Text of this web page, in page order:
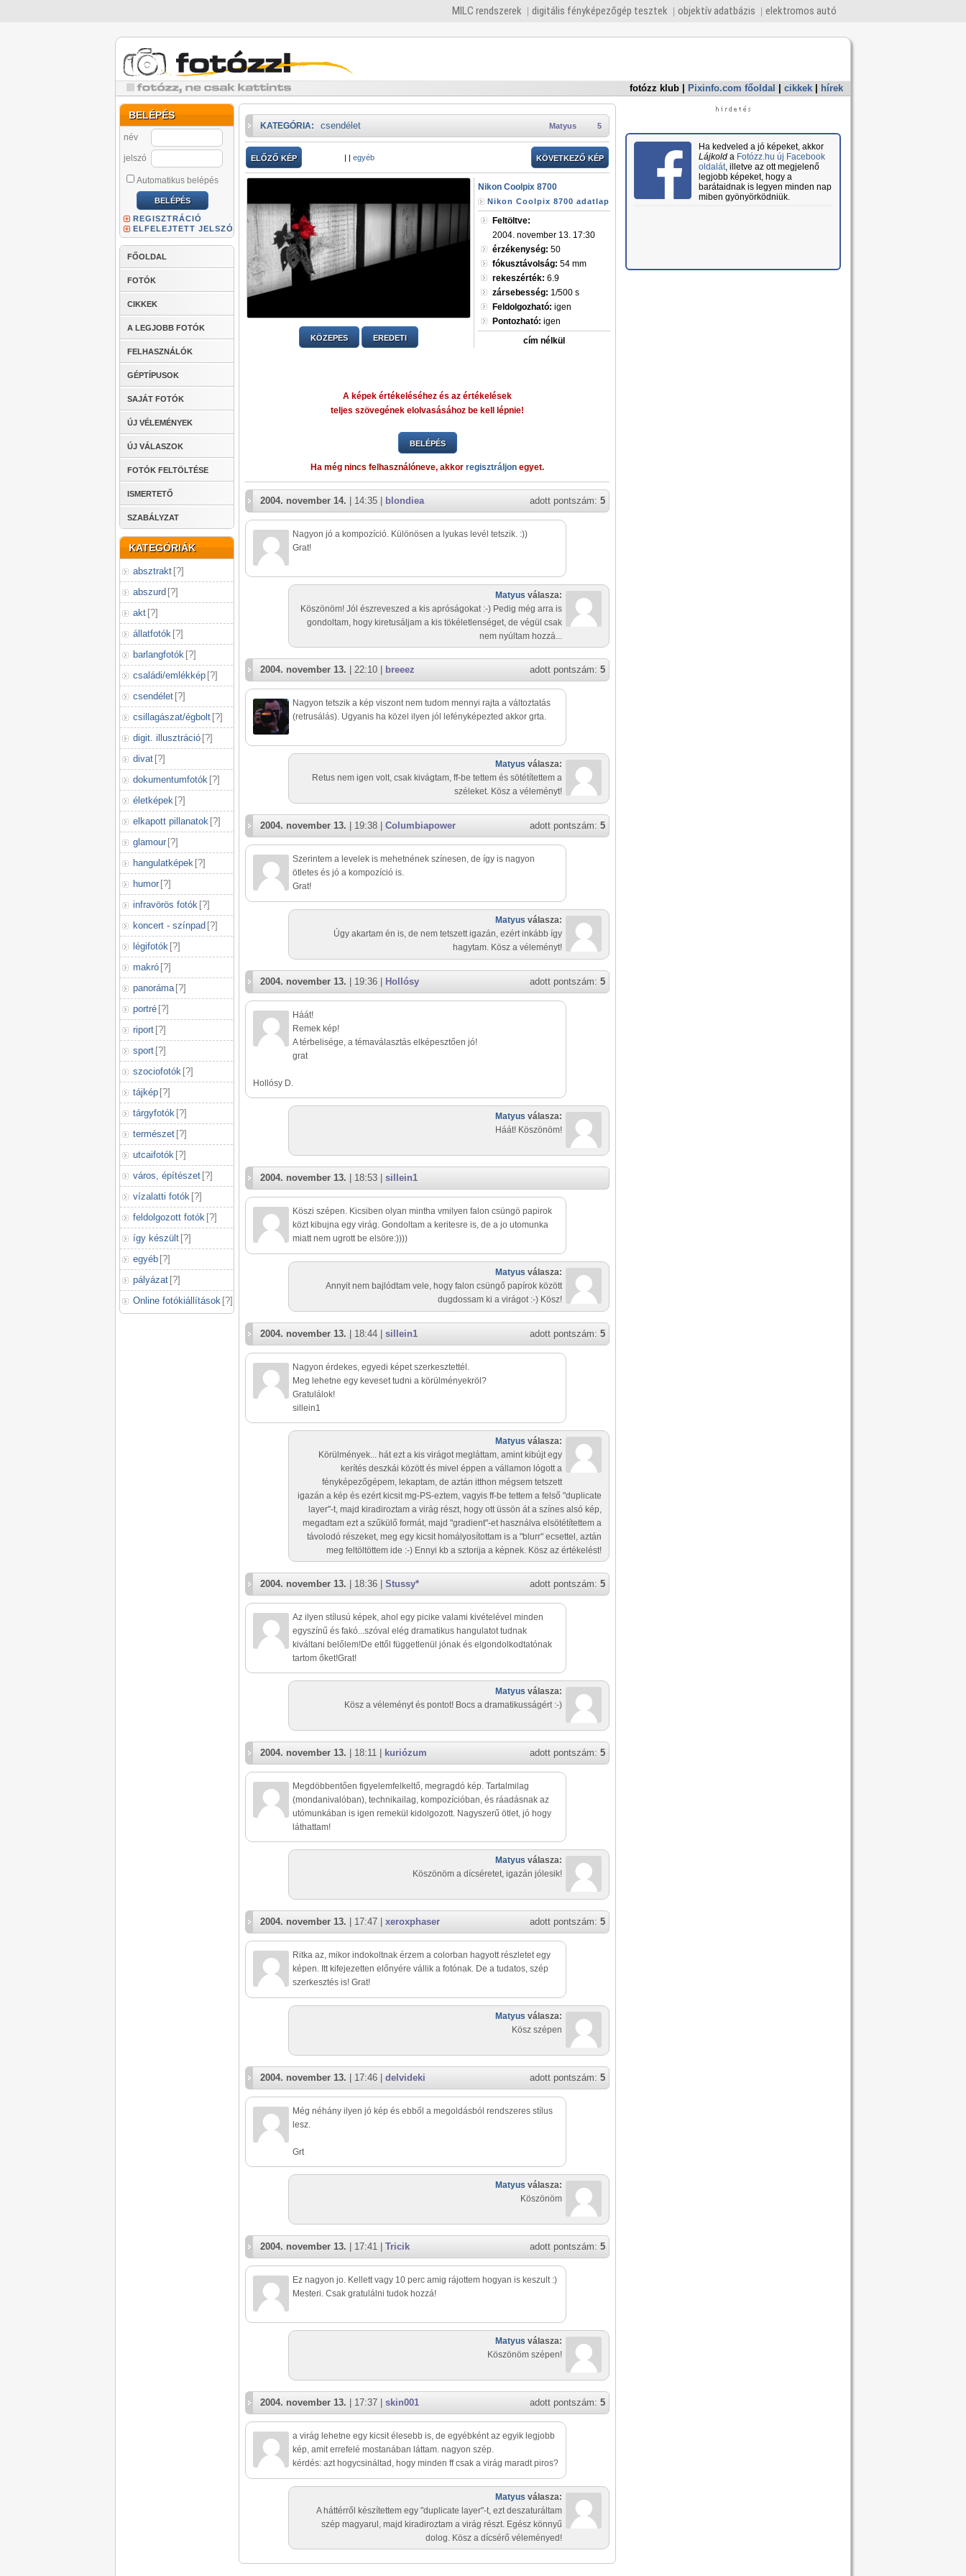
MILC rendszerek digitális fényképezőgép tesztek objektív adatbázis elektromos autó
fotózz klub Pixinfo.com főoldal cikkek hírek
BELÉPÉS
név
jelszó
Automatikus belépés
REGISZTRÁCIÓ
ELFELEJTETT JELSZÓ
FŐOLDAL
FOTÓK
CIKKEK
A LEGJOBB FOTÓK
FELHASZNÁLÓK
GÉPTÍPUSOK
SAJÁT FOTÓK
ÚJ VÉLEMÉNYEK
ÚJ VÁLASZOK
FOTÓK FELTÖLTÉSE
ISMERTETŐ
SZABÁLYZAT
KATEGÓRIÁK
absztrakt [?]
abszurd [?]
akt [?]
állatfotók [?]
barlangfotók [?]
családi/emlékkép [?]
csendélet [?]
csillagászat/égbolt [?]
digit. illusztráció [?]
divat [?]
dokumentumfotók [?]
életképek [?]
elkapott pillanatok [?]
glamour [?]
hangulatképek [?]
humor [?]
infravörös fotók [?]
koncert - színpad [?]
légifotók [?]
makró [?]
panoráma [?]
portré [?]
riport [?]
sport [?]
szociofotók [?]
tájkép [?]
tárgyfotók [?]
természet [?]
utcaifotók [?]
város, építészet [?]
vízalatti fotók [?]
feldolgozott fotók [?]
így készült [?]
egyéb [?]
pályázat [?]
Online fotókiállítások [?]
5
Matyus
KATEGÓRIA: csendélet
ELŐZŐ KÉP | | egyéb KÖVETKEZŐ KÉP
KÖZEPES EREDETI
Nikon Coolpix 8700
Nikon Coolpix 8700 adatlap
Feltöltve:
2004. november 13. 17:30
érzékenység: 50
fókusztávolság: 54 mm
rekeszérték: 6.9
zársebesség: 1/500 s
Feldolgozható: igen
Pontozható: igen
cím nélkül
A képek értékeléséhez és az értékelések
teljes szövegének elolvasásához be kell lépnie!
BELÉPÉS
Ha még nincs felhasználóneve, akkor regisztráljon egyet.
adott pontszám: 5
2004. november 14. | 14:35 | blondiea
Nagyon jó a kompozíció. Különösen a lyukas levél tetszik. :))
Grat!
Matyus válasza:
Köszönöm! Jól észreveszed a kis apróságokat :-) Pedig még arra is
gondoltam, hogy kiretusáljam a kis tökéletlenséget, de végül csak
nem nyúltam hozzá...
adott pontszám: 5
2004. november 13. | 22:10 | breeez
Nagyon tetszik a kép viszont nem tudom mennyi rajta a változtatás
(retrusálás). Ugyanis ha közel ilyen jól lefényképezted akkor grta.
Matyus válasza:
Retus nem igen volt, csak kivágtam, ff-be tettem és sötétítettem a
széleket. Kösz a véleményt!
adott pontszám: 5
2004. november 13. | 19:38 | Columbiapower
Szerintem a levelek is mehetnének színesen, de így is nagyon
ötletes és jó a kompozíció is.
Grat!
Matyus válasza:
Úgy akartam én is, de nem tetszett igazán, ezért inkább így
hagytam. Kösz a véleményt!
adott pontszám: 5
2004. november 13. | 19:36 | Hollósy
Háát!
Remek kép!
A térbelisége, a témaválasztás elképesztően jó!
grat
Hollósy D.
Matyus válasza:
Háát! Köszönöm!
2004. november 13. | 18:53 | sillein1
Köszi szépen. Kicsiben olyan mintha vmilyen falon csüngö papirok
közt kibujna egy virág. Gondoltam a keritesre is, de a jo utomunka
miatt nem ugrott be elsöre:))))
Matyus válasza:
Annyit nem bajlódtam vele, hogy falon csüngő papírok között
dugdossam ki a virágot :-) Kösz!
adott pontszám: 5
2004. november 13. | 18:44 | sillein1
Nagyon érdekes, egyedi képet szerkesztettél.
Meg lehetne egy keveset tudni a körülményekröl?
Gratulálok!
sillein1
Matyus válasza:
Körülmények... hát ezt a kis virágot megláttam, amint kibújt egy
kerítés deszkái között és mivel éppen a vállamon lógott a
fényképezőgépem, lekaptam, de aztán itthon mégsem tetszett
igazán a kép és ezért kicsit mg-PS-eztem, vagyis ff-be tettem a felső "duplicate
layer"-t, majd kiradiroztam a virág részt, hogy ott üssön át a színes alsó kép,
megadtam ezt a szűkülő formát, majd "gradient"-et használva elsötétítettem a
távolodó részeket, meg egy kicsit homályosítottam is a "blurr" ecsettel, aztán
meg feltöltöttem ide :-) Ennyi kb a sztorija a képnek. Kösz az értékelést!
adott pontszám: 5
2004. november 13. | 18:36 | Stussy*
Az ilyen stílusú képek, ahol egy picike valami kivételével minden
egyszínű és fakó...szóval elég dramatikus hangulatot tudnak
kiváltani belőlem!De ettől függetlenül jónak és elgondolkodtatónak
tartom őket!Grat!
Matyus válasza:
Kösz a véleményt és pontot! Bocs a dramatikusságért :-)
adott pontszám: 5
2004. november 13. | 18:11 | kuriózum
Megdöbbentően figyelemfelkeltő, megragdó kép. Tartalmilag
(mondanivalóban), technikailag, kompozícióban, és ráadásnak az
utómunkában is igen remekül kidolgozott. Nagyszerű ötlet, jó hogy
láthattam!
Matyus válasza:
Köszönöm a dícséretet, igazán jólesik!
adott pontszám: 5
2004. november 13. | 17:47 | xeroxphaser
Ritka az, mikor indokoltnak érzem a colorban hagyott részletet egy
képen. Itt kifejezetten előnyére vállik a fotónak. De a tudatos, szép
szerkesztés is! Grat!
Matyus válasza:
Kösz szépen
adott pontszám: 5
2004. november 13. | 17:46 | delvideki
Még néhány ilyen jó kép és ebből a megoldásból rendszeres stílus
lesz.
Grt
Matyus válasza:
Köszönöm
adott pontszám: 5
2004. november 13. | 17:41 | Tricik
Ez nagyon jo. Kellett vagy 10 perc amig rájottem hogyan is keszult :)
Mesteri. Csak gratulálni tudok hozzá!
Matyus válasza:
Köszönöm szépen!
adott pontszám: 5
2004. november 13. | 17:37 | skin001
a virág lehetne egy kicsit élesebb is, de egyébként az egyik legjobb
kép, amit errefelé mostanában láttam. nagyon szép.
kérdés: azt hogycsináltad, hogy minden ff csak a virág maradt piros?
Matyus válasza:
A háttérről készítettem egy "duplicate layer"-t, ezt deszaturáltam
szép magyarul, majd kiradiroztam a virág részt. Egész könnyű
dolog. Kösz a dícsérő véleményed!
Ha kedveled a jó képeket, akkor
Lájkolda Fotózz.hu új Facebook
oldalát, illetve az ott megjelenő
legjobb képeket, hogy a
barátaidnak is legyen minden nap
miben gyönyörködniük.